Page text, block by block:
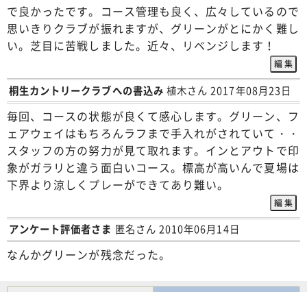
で良かったです。コース管理も良く、広々しているので
思いきりクラブが振れますが、グリーンがとにかく難し
い。芝目に苦戦しました。近々、リベンジします！
桐生カントリークラブへの書込み 植木さん 2017年08月23日
毎回、コースの状態が良くて感心します。グリーン、フ
ェアウェイはもちろんラフまで手入れがされていて・・
スタッフの方の努力が見て取れます。インとアウトで印
象がガラリと違う面白いコース。標高が高いんで夏場は
下界より涼しくプレーができてあり難い。
アンケート評価者さま 匿名さん 2010年06月14日
なんかグリーンが残念だった。